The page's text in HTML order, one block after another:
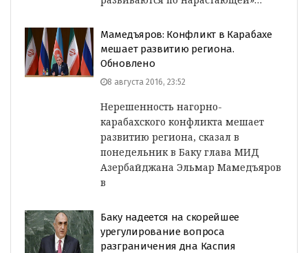
Мамедъяров: Конфликт в Карабахе
мешает развитию региона.
Обновлено
8 августа 2016, 23:52
Нерешенность нагорно-
карабахского конфликта мешает
развитию региона, сказал в
понедельник в Баку глава МИД
Азербайджана Эльмар Мамедъяров
в
Баку надеется на скорейшее
урегулирование вопроса
разграничения дна Каспия